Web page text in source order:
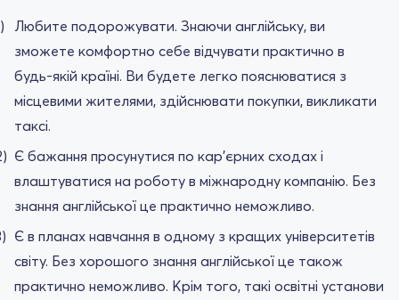
Любите подорожувати. Знаючи англійську, ви
зможете комфортно себе відчувати практично в
будь-якій країні. Ви будете легко пояснюватися з
місцевими жителями, здійснювати покупки, викликати
таксі.
Є бажання просунутися по кар'єрних сходах і
влаштуватися на роботу в міжнародну компанію. Без
знання англійської це практично неможливо.
Є в планах навчання в одному з кращих університетів
світу. Без хорошого знання англійської це також
практично неможливо. Крім того, такі освітні установи